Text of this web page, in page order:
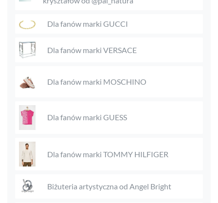
Dla fanów marki GUCCI
Dla fanów marki VERSACE
Dla fanów marki MOSCHINO
Dla fanów marki GUESS
Dla fanów marki TOMMY HILFIGER
Biżuteria artystyczna od Angel Bright